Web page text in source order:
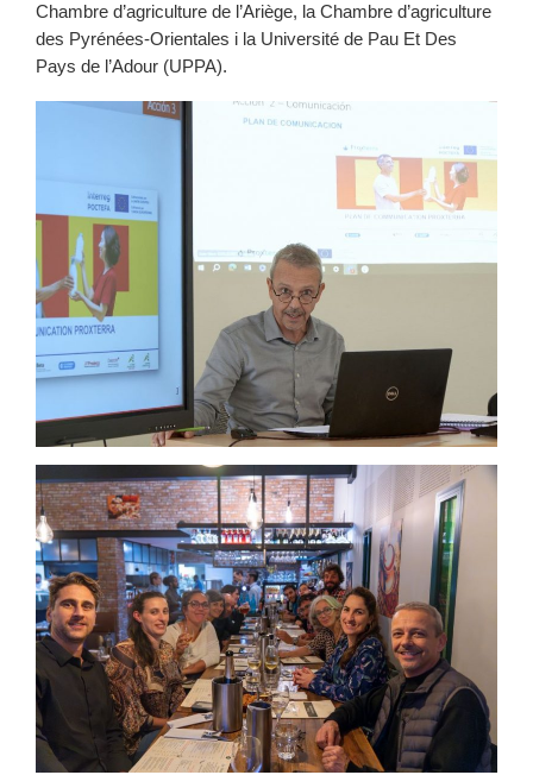
Chambre d’agriculture de l’Ariège, la Chambre d’agriculture
des Pyrénées-Orientales i la Université de Pau Et Des
Pays de l’Adour (UPPA).